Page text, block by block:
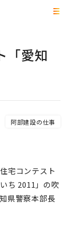
「愛知
阿部建設の仕事
宅コンテスト
ち 2011」の吹
県警察本部長